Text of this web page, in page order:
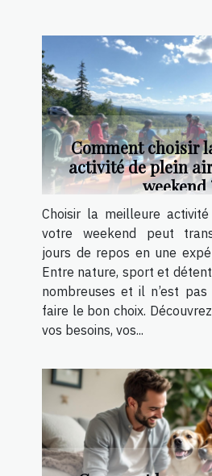
Comment choisir
activité de plein
weekend
Choisir la meilleure
votre weekend peut
jours de repos en une
Entre nature, sport et
nombreuses et il n’est
faire le bon choix.
vos besoins, vos...